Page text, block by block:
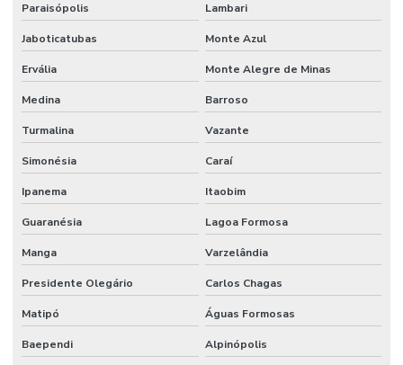
Paraisópolis Lambari
Jaboticatubas Monte Azul
Ervália Monte Alegre de Minas
Medina Barroso
Turmalina Vazante
Simonésia Caraí
Ipanema Itaobim
Guaranésia Lagoa Formosa
Manga Varzelândia
Presidente Olegário Carlos Chagas
Matipó Águas Formosas
Baependi Alpinópolis